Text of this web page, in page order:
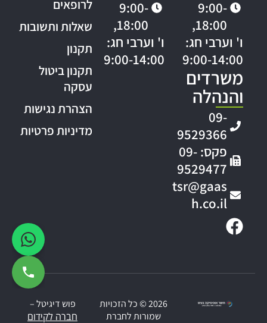
9:00-
18:00,
ו' וערבי חג:
9:00-14:00
משרדים
והנהלה
09-
9529366
פקס: 09-
9529477
tsr@gaas
h.co.il
9:00-
18:00,
ו' וערבי חג:
9:00-14:00
לרופאים
שאלות ותשובות
תקנון
תקנון ביטול
עסקה
הצהרת נגישות
מדיניות פרטיות
2026 © כל הזכויות
שמורות לחברת
פוש דיגיטל –
חברה לקידום